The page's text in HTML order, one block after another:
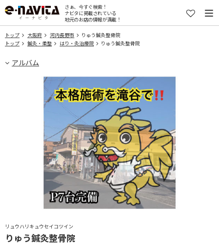
さぁ、今すぐ検索！
ナビタに掲載されている
地元のお店の情報が満載！
トップ 大阪府 河内長野市
りゅう鍼灸整骨院
トップ
鍼灸・柔整 はり・灸治療院 りゅう鍼灸整骨院
アルバム
リュウハリキュウセイコツイン
りゅう鍼灸整骨院